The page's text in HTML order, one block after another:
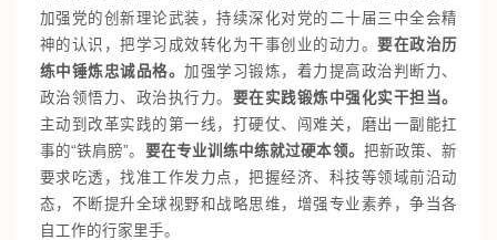
加强党的创新理论武装，持续深化对党的二十届三中全会精
神的认识，把学习成效转化为干事创业的动力。要在政治历
练中锤炼忠诚品格。加强学习锻炼，着力提高政治判断力、
政治领悟力、政治执行力。 要在实践锻炼中强化实干担当。
主动到改革实践的第一线，打硬仗、闯难关，磨出一副能扛
事的“铁肩膀”。 要在专业训练中练就过硬本领。 把新政策、新
要求吃透，找准工作发力点，把握经济、科技等领域前沿动
态，不断提升全球视野和战略思维，增强专业素养，争当各
自工作的行家里手。